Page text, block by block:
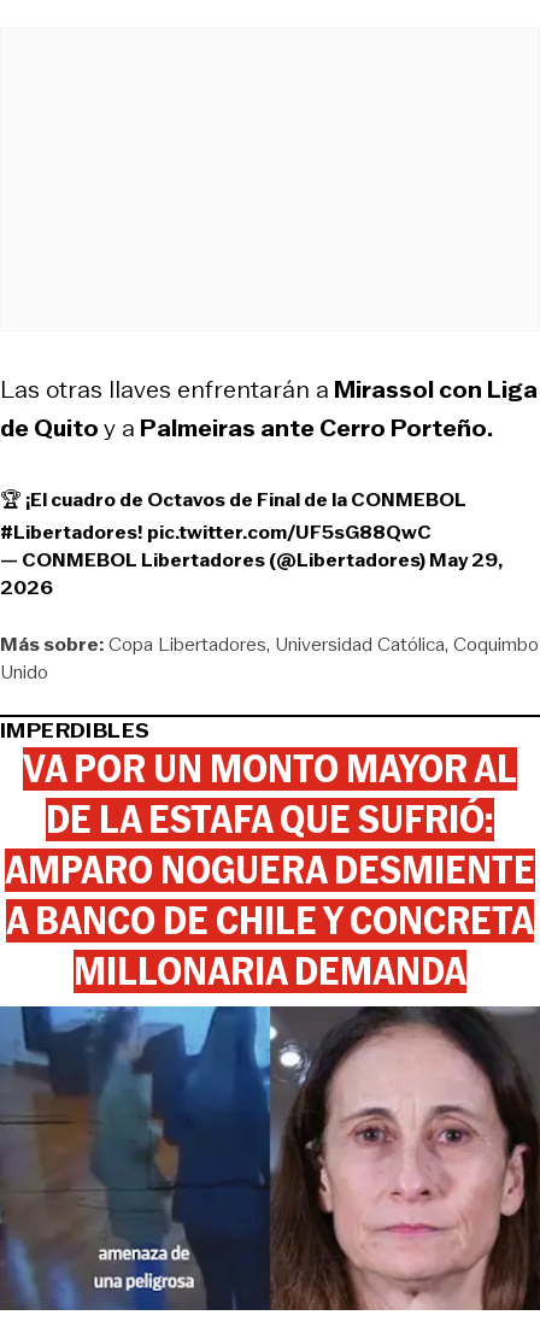
Las otras llaves enfrentarán a Mirassol con Liga
de Quitoy a Palmeiras ante Cerro Porteño.
🏆 ¡El cuadro de Octavos de Final de la CONMEBOL
#Libertadores! pic.twitter.com/UF5sG88QwC
— CONMEBOL Libertadores (@Libertadores)May 29,
2026
Más sobre:Copa Libertadores Universidad Católica Coquimbo
Unido
IMPERDIBLES
VA POR UN MONTO MAYOR AL
DE LA ESTAFA QUE SUFRIÓ:
AMPARO NOGUERA DESMIENTE
A BANCO DE CHILE Y CONCRETA
MILLONARIA DEMANDA